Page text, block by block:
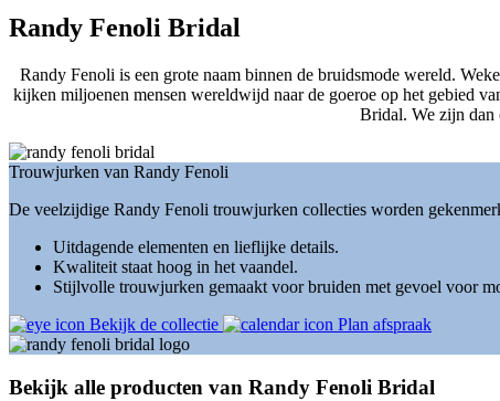
Randy Fenoli Bridal
Randy Fenoli is een grote naam binnen de bruidsmode wereld.
kijken miljoenen mensen wereldwijd naar de goeroe op het gebied
Bridal. We zijn dan
Trouwjurken van Randy Fenoli
De veelzijdige Randy Fenoli trouwjurken collecties worden
Uitdagende elementen en lieflijke details.
Kwaliteit staat hoog in het vaandel.
Stijlvolle trouwjurken gemaakt voor bruiden met gevoel voor
Bekijk de collectie
Plan afspraak
Bekijk alle producten van Randy Fenoli Bridal